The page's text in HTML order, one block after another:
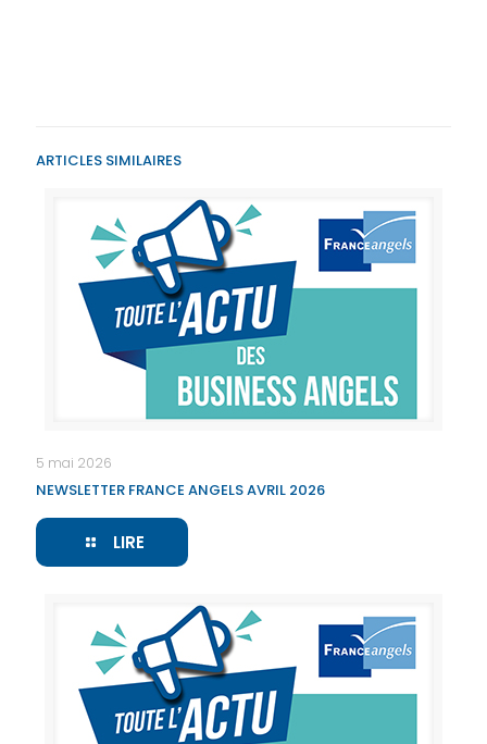
ARTICLES SIMILAIRES
5 mai 2026
NEWSLETTER FRANCE ANGELS AVRIL 2026
LIRE